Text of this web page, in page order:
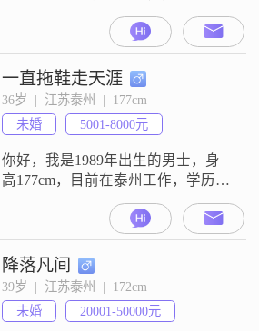
172cm##3002##我的学历是大学本科
##3002##目前我的工作地在泰州，
月收入在5001到8000元这个区间
##3002##关于我的性格特征，大家
普遍觉得我是一个稳重可靠的人，
平时做事也比较有责任感##3002##
同时我也挺幽默风趣的，喜欢
一直拖鞋走天涯
36岁  |  江苏泰州  |  177cm
未婚
5001-8000元
你好，我是1989年出生的男士，身
高177cm，目前在泰州工作，学历是
大学本科##3002##性格方面，我是
一个稳重可靠的人，平时随遇而
安，对生活没有太强的功利心，更
看重顺其自然的状态##3002##在与
人相处时，我坚持真诚相待，也希
望能遇到一个懂得相互尊重的伴侣
##3002##对于感情，我向往细水长
降落凡间
39岁  |  江苏泰州  |  172cm
未婚
20001-50000元